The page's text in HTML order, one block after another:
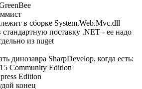
в сборке System.Web.Mvc.dll
поставку .NET - ее надо
из nuget
динозавра SharpDevelop, когда есть:
Community Edition
Edition
конец